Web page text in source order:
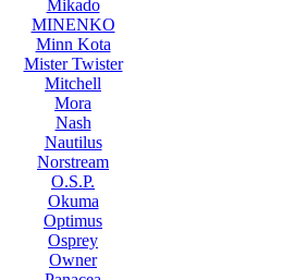
Mikado
MINENKO
Minn Kota
Mister Twister
Mitchell
Mora
Nash
Nautilus
Norstream
O.S.P.
Okuma
Optimus
Osprey
Owner